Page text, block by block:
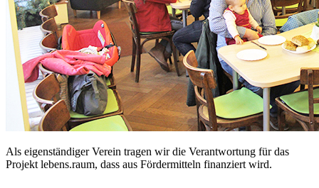
Als eigenständiger Verein tragen wir die Verantwortung für das
Projekt lebens.raum, dass aus Fördermitteln finanziert wird.